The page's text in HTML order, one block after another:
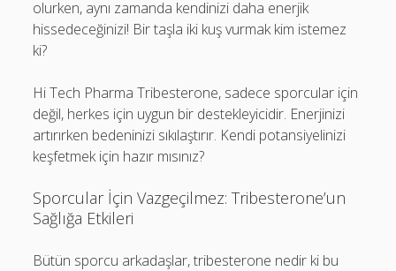
olurken, aynı zamanda kendinizi daha enerjik
hissedeceğinizi! Bir taşla iki kuş vurmak kim istemez
ki?
Hi Tech Pharma Tribesterone, sadece sporcular için
değil, herkes için uygun bir destekleyicidir. Enerjinizi
artırırken bedeninizi sıkılaştırır. Kendi potansiyelinizi
keşfetmek için hazır mısınız?
Sporcular İçin Vazgeçilmez: Tribesterone’un
Sağlığa Etkileri
Bütün sporcu arkadaşlar, tribesterone nedir ki bu